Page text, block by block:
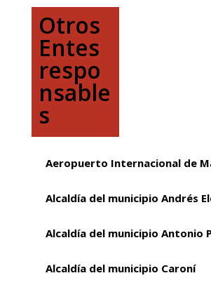
Otros
Entes
respo
nsable
s
Aeropuerto Internacional de
Alcaldía del municipio Andrés
Alcaldía del municipio Antonio
Alcaldía del municipio Caroní